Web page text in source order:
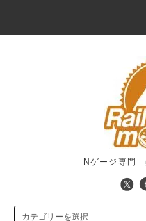
Nゲージ専門